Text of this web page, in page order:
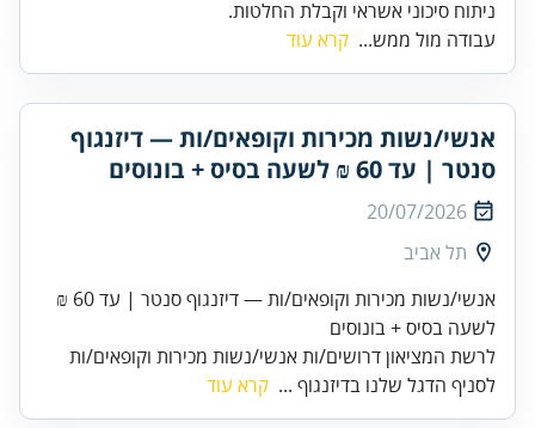
ניתוח סיכוני אשראי וקבלת החלטות.
עבודה מול ממש... קרא עוד
אנשי/נשות מכירות וקופאים/ות — דיזנגוף
סנטר | עד 60 ₪ לשעה בסיס + בונוסים
20/07/2026
תל אביב
אנשי/נשות מכירות וקופאים/ות — דיזנגוף סנטר | עד 60 ₪
לשעה בסיס + בונוסים
לרשת המציאון דרושים/ות אנשי/נשות מכירות וקופאים/ות
לסניף הדגל שלנו בדיזנגוף ... קרא עוד